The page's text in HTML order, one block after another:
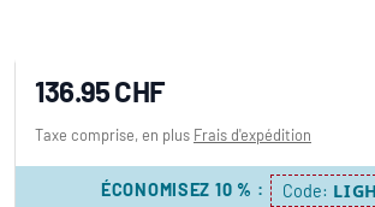
136.95 CHF
Taxe comprise, en plus Frais d'expédition
ÉCONOMISEZ 10 % : Code: